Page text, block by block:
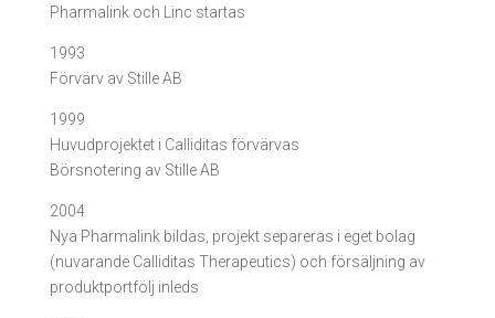
Pharmalink och Linc startas
1993
Förvärv av Stille AB
1999
Huvudprojektet i Calliditas förvärvas
Börsnotering av Stille AB
2004
Nya Pharmalink bildas, projekt separeras i eget bolag
(nuvarande Calliditas Therapeutics) och försäljning av
produktportfölj inleds